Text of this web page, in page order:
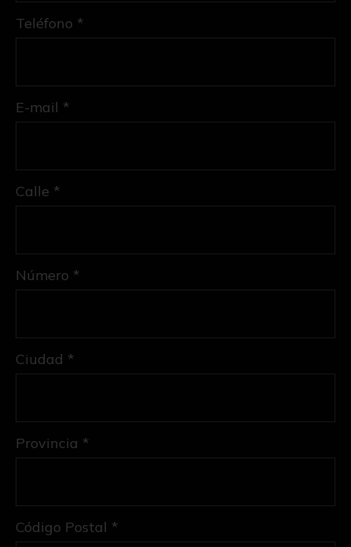
Teléfono *
E-mail *
Calle *
Número *
Ciudad *
Provincia *
Código Postal *